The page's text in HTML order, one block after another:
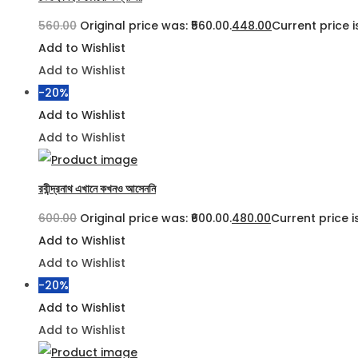
560.00 Original price was: ₹560.00.448.00Current price
Add to Wishlist
Add to Wishlist
-20%
Add to Wishlist
Add to Wishlist
রবীন্দ্রনাথ এখানে কখনও আসেননি
600.00 Original price was: ₹600.00.480.00Current price
Add to Wishlist
Add to Wishlist
-20%
Add to Wishlist
Add to Wishlist